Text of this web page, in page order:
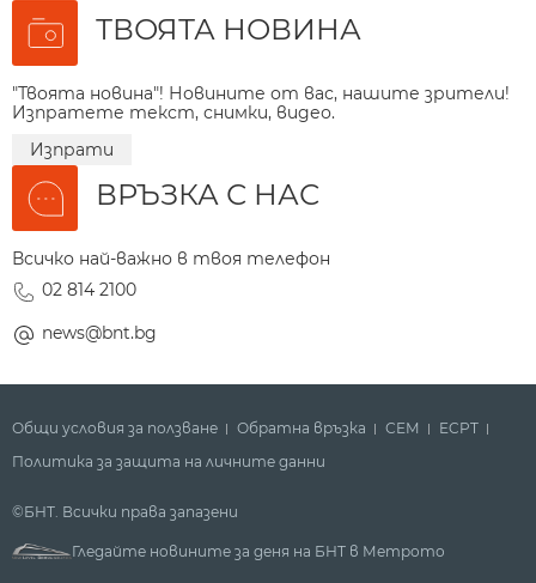
ТВОЯТА НОВИНА
"Твоята новина"! Новините от вас, нашите зрители!
Изпратете текст, снимки, видео.
Изпрати
ВРЪЗКА С НАС
Всичко най-важно в твоя телефон
02 814 2100
news@bnt.bg
Общи условия за ползване Обратна връзка СЕМ
ECPT
Политика за защита на личните данни
©БНТ. Всички права запазени
Гледайте новините за деня на БНТ в Метрото